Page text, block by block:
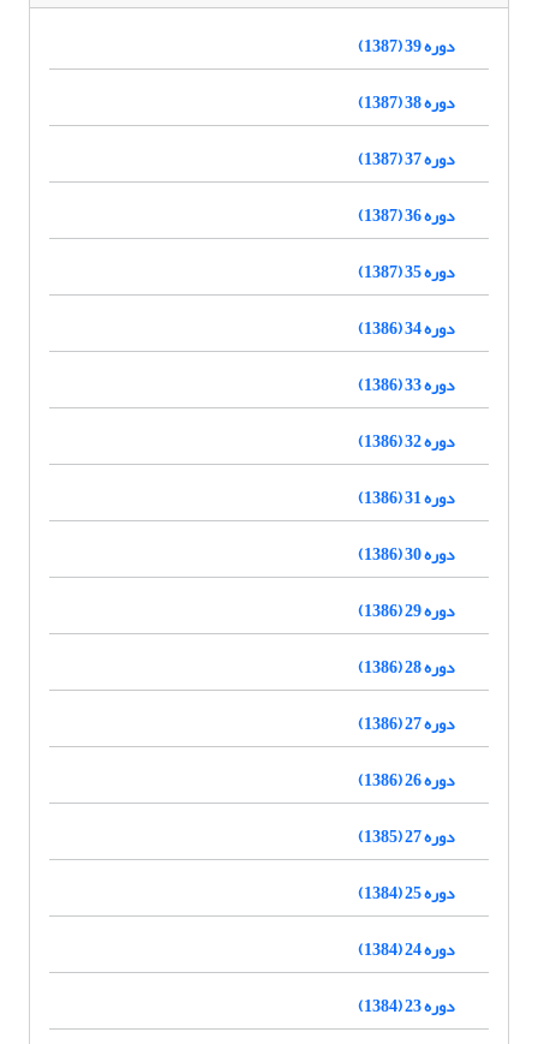
دوره 39 (1387)
دوره 38 (1387)
دوره 37 (1387)
دوره 36 (1387)
دوره 35 (1387)
دوره 34 (1386)
دوره 33 (1386)
دوره 32 (1386)
دوره 31 (1386)
دوره 30 (1386)
دوره 29 (1386)
دوره 28 (1386)
دوره 27 (1386)
دوره 26 (1386)
دوره 27 (1385)
دوره 25 (1384)
دوره 24 (1384)
دوره 23 (1384)